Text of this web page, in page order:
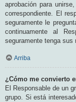
aprobación para
correspondiente. El
seguramente le
continuamente al
seguramente tenga sus
Arriba
¿Cómo me convierto
El Responsable de un
grupo. Si está